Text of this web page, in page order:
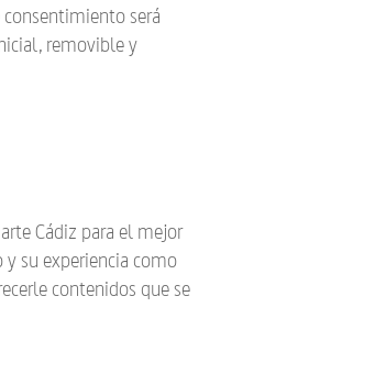
será
removible y
Cádiz para el mejor
su experiencia como
contenidos que se